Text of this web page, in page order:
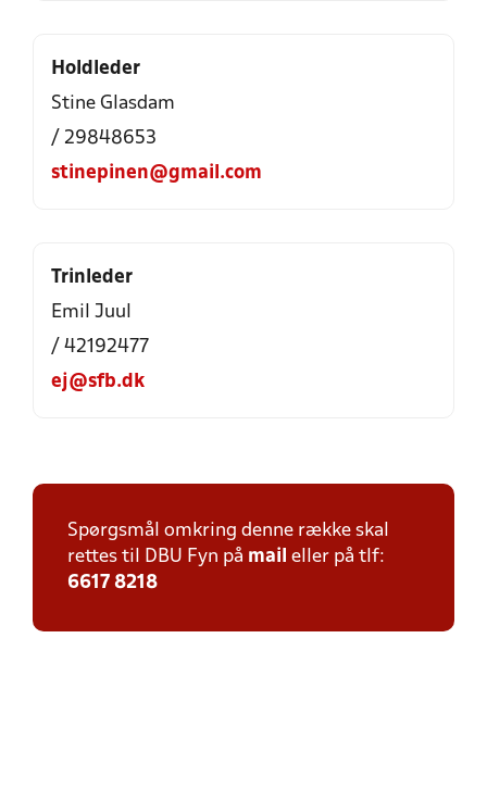
Holdleder
Stine Glasdam
/ 29848653
stinepinen@gmail.com
Trinleder
Emil Juul
/ 42192477
ej@sfb.dk
Spørgsmål omkring denne række skal
rettes til DBU Fyn på mail eller på tlf:
6617 8218